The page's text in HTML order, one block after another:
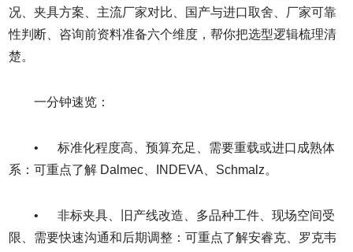
况、夹具方案、主流厂家对比、国产与进口取舍、厂家可靠
性判断、咨询前资料准备六个维度，帮你把选型逻辑梳理清
楚。
一分钟速览：
• 标准化程度高、预算充足、需要重载或进口成熟体
系：可重点了解 Dalmec、INDEVA、Schmalz。
• 非标夹具、旧产线改造、多品种工件、现场空间受
限、需要快速沟通和后期调整：可重点了解安睿克、罗克韦